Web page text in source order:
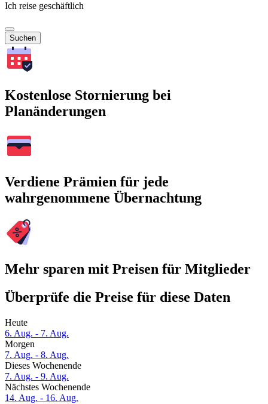
Ich reise geschäftlich
Suchen
Kostenlose Stornierung bei
Planänderungen
Verdiene Prämien für jede
wahrgenommene Übernachtung
Mehr sparen mit Preisen für Mitglieder
Überprüfe die Preise für diese Daten
Heute
6. Aug. - 7. Aug.
Morgen
7. Aug. - 8. Aug.
Dieses Wochenende
7. Aug. - 9. Aug.
Nächstes Wochenende
14. Aug. - 16. Aug.